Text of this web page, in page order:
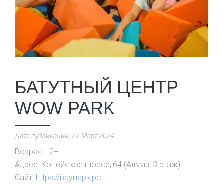
БАТУТНЫЙ ЦЕНТР
WOW PARK
Дата публикации: 22 Март 2024.
Возраст: 2+
Адрес: Копейское шоссе, 64 (Алмаз, 3 этаж)
Сайт: https://ваупарк.рф